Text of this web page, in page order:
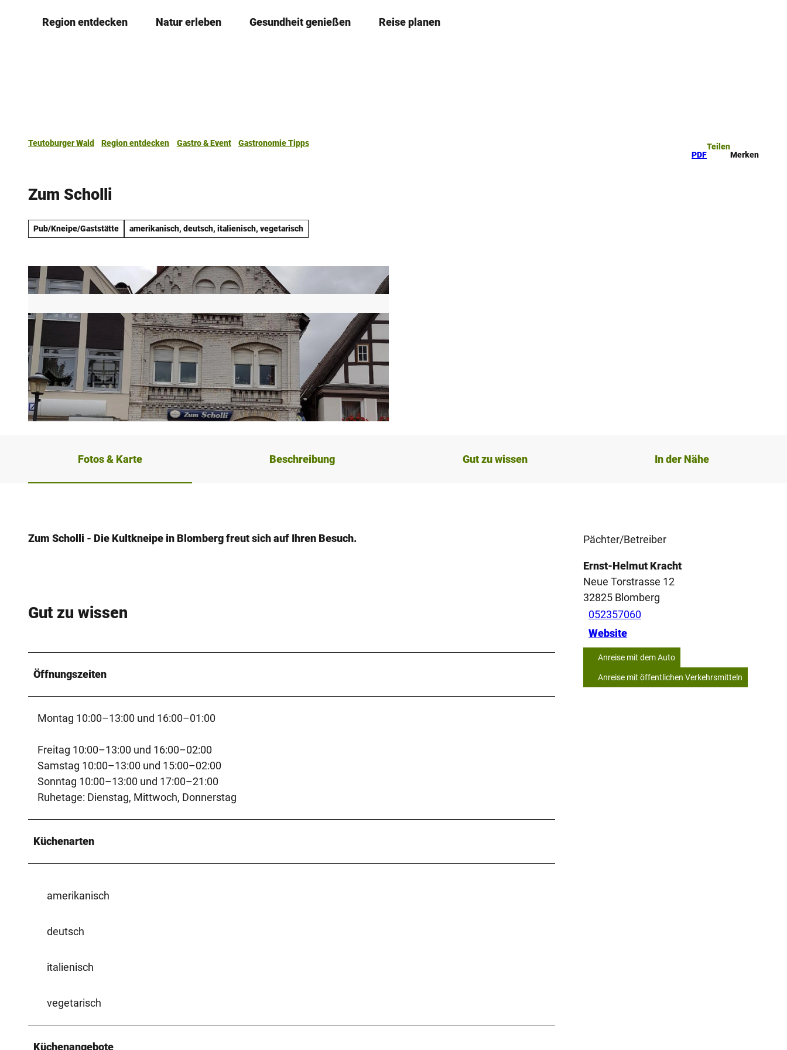
Region entdecken Natur erleben Gesundheit genießen Reise planen
Teutoburger Wald Region entdecken Gastro & Event
Gastronomie Tipps
PDF
Teilen
Merken
Zum Scholli
Pub/Kneipe/Gaststätte amerikanisch, deutsch, italienisch, vegetarisch
Fotos & Karte Beschreibung Gut zu wissen In der Nähe
Zum Scholli - Die Kultkneipe in Blomberg freut sich auf Ihren Besuch.
Gut zu wissen
Öffnungszeiten
Montag 10:00–13:00 und 16:00–01:00
Freitag 10:00–13:00 und 16:00–02:00
Samstag 10:00–13:00 und 15:00–02:00
Sonntag 10:00–13:00 und 17:00–21:00
Ruhetage: Dienstag, Mittwoch, Donnerstag
Küchenarten
amerikanisch
deutsch
italienisch
vegetarisch
Küchenangebote
Pächter/Betreiber
Ernst-Helmut Kracht
Neue Torstrasse 12
32825 Blomberg
052357060
Website
Anreise mit dem Auto
Anreise mit öffentlichen Verkehrsmitteln